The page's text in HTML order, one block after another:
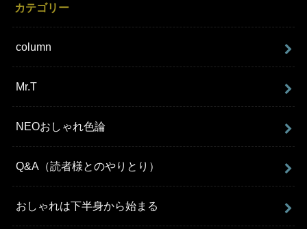
カテゴリー
column
Mr.T
NEOおしゃれ色論
Q&A（読者様とのやりとり）
おしゃれは下半身から始まる